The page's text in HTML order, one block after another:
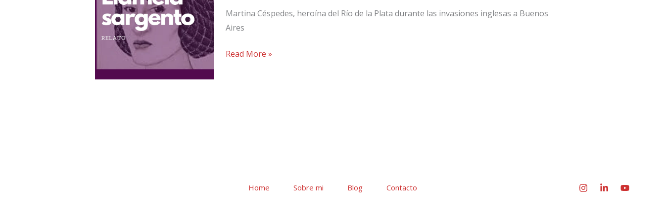
Martina Céspedes, heroína del Río de la Plata durante las invasiones inglesas a Buenos
Aires
Read More »
Home Sobre mi Blog Contacto